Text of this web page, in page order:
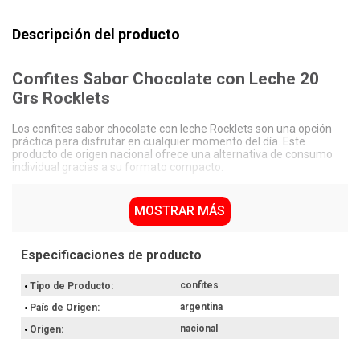
Descripción del producto
Confites Sabor Chocolate con Leche 20
Grs Rocklets
Los confites sabor chocolate con leche Rocklets son una opción
práctica para disfrutar en cualquier momento del día. Este
producto de origen nacional ofrece una alternativa de consumo
individual gracias a su formato compacto.
Características Destacadas Confites Sabor
Chocolate con Leche 20 Grs Rocklets
o cartera.
Producto de origen nacional, elaborado bajo estándares de
Formato de confites que facilita su consumo en tu día a día.
Por qué nos gusta Confites Sabor Chocolate con
Leche 20 Grs Rocklets
MOSTRAR MÁS
Tipo de Producto
confites
País de Origen
argentina
Origen
nacional